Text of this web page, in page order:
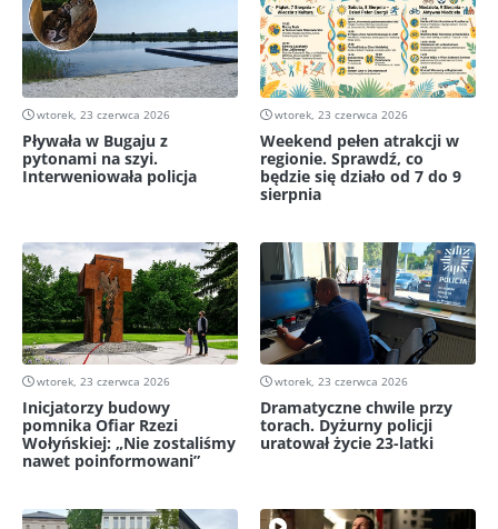
wtorek, 23 czerwca 2026
Pływała w Bugaju z
pytonami na szyi.
Interweniowała policja
wtorek, 23 czerwca 2026
Weekend pełen atrakcji w
regionie. Sprawdź, co
będzie się działo od 7 do 9
sierpnia
wtorek, 23 czerwca 2026
Inicjatorzy budowy
pomnika Ofiar Rzezi
Wołyńskiej: „Nie zostaliśmy
nawet poinformowani”
wtorek, 23 czerwca 2026
Dramatyczne chwile przy
torach. Dyżurny policji
uratował życie 23-latki